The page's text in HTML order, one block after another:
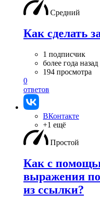
Средний
Как сделать
1 подписчик
более года назад
194 просмотра
0
ответов
ВКонтакте
+1 ещё
Простой
Как с
выражения
из ссылки?